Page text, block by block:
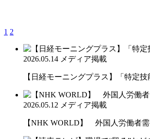
1 2
2026.05.14 メディア掲載
【日経モーニングプラス】「特定
2026.05.12 メディア掲載
【NHK WORLD】 外国人労働者